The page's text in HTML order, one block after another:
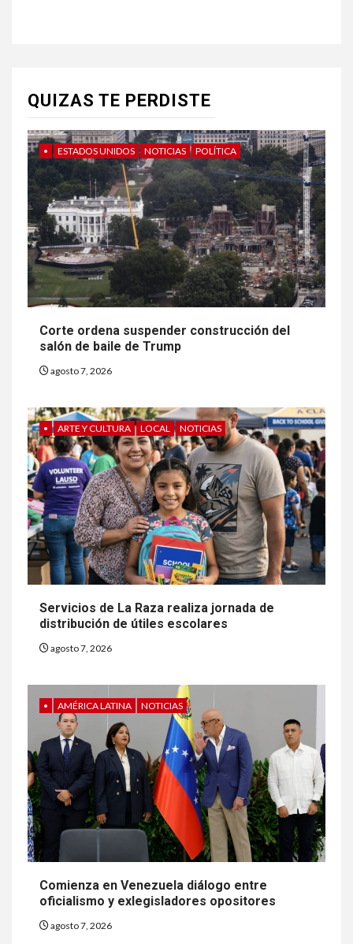
QUIZAS TE PERDISTE
• ESTADOS UNIDOS NOTICIAS POLÍTICA
Corte ordena suspender construcción del
salón de baile de Trump
agosto 7, 2026
• ARTE Y CULTURA LOCAL NOTICIAS
Servicios de La Raza realiza jornada de
distribución de útiles escolares
agosto 7, 2026
• AMÉRICA LATINA NOTICIAS
Comienza en Venezuela diálogo entre
oficialismo y exlegisladores opositores
agosto 7, 2026